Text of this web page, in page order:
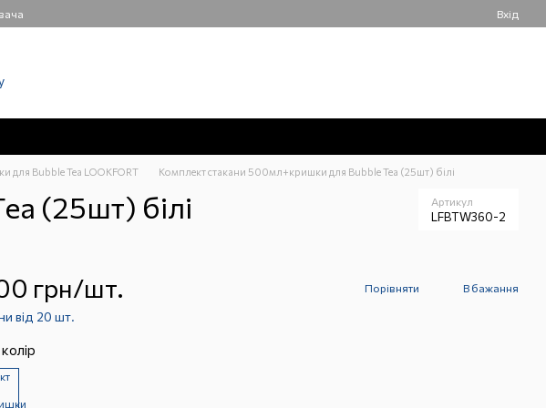
Вхід
для Bubble Tea LOOKFORT Комплект стакани 500мл+кришки для Bubble Tea (25шт) білі
(25шт) білі Артикул
LFBTW360-2
грн/шт. Порівняти В бажання
від 20 шт.